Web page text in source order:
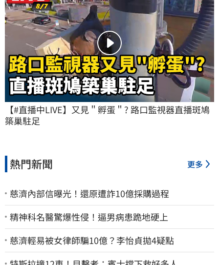
【#直播中LIVE】又見＂孵蛋＂? 路口監視器直播斑鳩
築巢駐足
熱門新聞 更多
慈濟內部信曝光！還原遭詐10億採購過程
精神科名醫驚爆性侵！逼男病患跪地硬上
慈濟輕易被女律師騙10億？李怡貞拋4疑點